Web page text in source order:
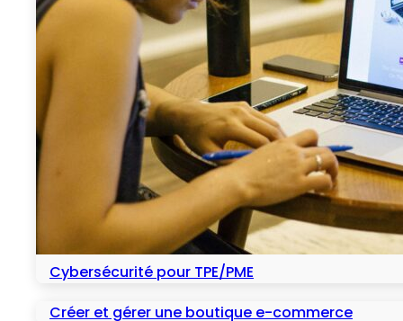
Cybersécurité pour TPE/PME
Créer et gérer une boutique e-commerce